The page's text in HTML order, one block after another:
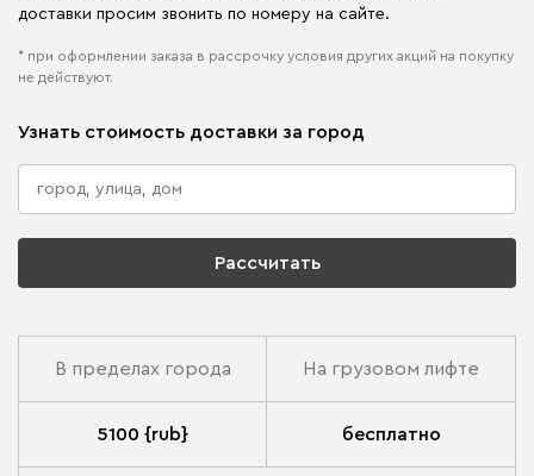
доставки просим звонить по номеру на сайте.
* при оформлении заказа в рассрочку условия других акций на покупку
не действуют.
Узнать стоимость доставки за город
Рассчитать
В пределах города На грузовом лифте
5100 {rub} бесплатно